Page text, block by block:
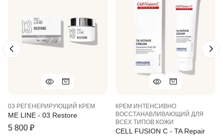
03 РЕГЕНЕРИРУЮЩИЙ КРЕМ
ME LINE - 03 Restore
5 800 ₽
КРЕМ ИНТЕНСИВНО
ВОССТАНАВЛИВАЮЩИЙ ДЛЯ
ВСЕХ ТИПОВ КОЖИ
CELL FUSION C - TA Repair